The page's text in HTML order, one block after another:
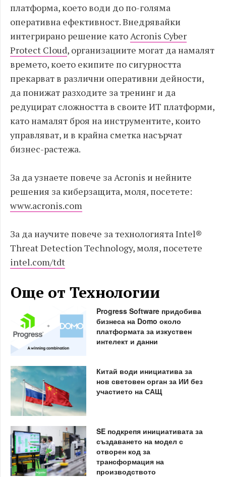
платформа, което води до по-голяма
оперативна ефективност. Внедрявайки
интегрирано решение като Acronis Cyber
Protect Cloud, организациите могат да намалят
времето, което екипите по сигурността
прекарват в различни оперативни дейности,
да понижат разходите за тренинг и да
редуцират сложността в своите ИТ платформи,
като намалят броя на инструментите, които
управляват, и в крайна сметка насърчат
бизнес-растежа.
За да узнаете повече за Acronis и нейните
решения за киберзащита, моля, посетете:
www.acronis.com
За да научите повече за технологията Intel®
Threat Detection Technology, моля, посетете
intel.com/tdt
Още от Технологии
Progress Software придобива
бизнеса на Domo около
платформата за изкуствен
интелект и данни
Китай води инициатива за
нов световен орган за ИИ без
участието на САЩ
SE подкрепя инициативата за
създаването на модел с
отворен код за
трансформация на
производството